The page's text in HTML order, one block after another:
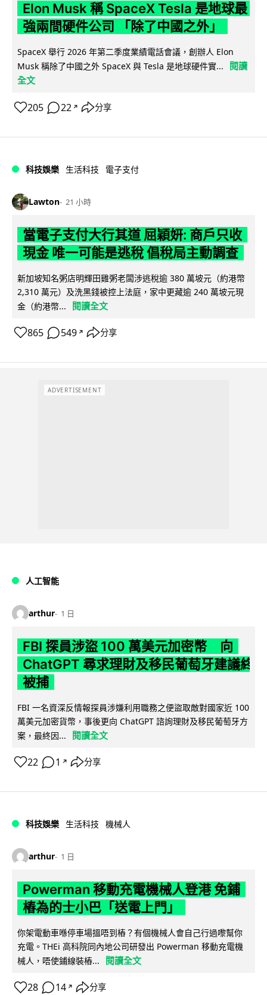
Elon Musk 稱 SpaceX Tesla 是地球最
強兩間硬件公司 「除了中國之外」
SpaceX 舉行 2026 年第二季度業績電話會議，創辦人 Elon
Musk 稱除了中國之外 SpaceX 與 Tesla 是地球硬件實...
閱讀
全文
205 22 ↗ 分享
科技娛樂 生活科技 電子支付
Lawton 21 小時
當電子支付大行其道 屈穎妍: 商戶只收
現金 唯一可能是逃稅 倡稅局主動調查
新加坡知名粥店明輝田雞粥老闆涉逃稅逾 380 萬坡元（約港幣
2,310 萬元）及洗黑錢被控上法庭，家中更藏逾 240 萬坡元現
金（約港幣...
閱讀全文
865 549 ↗ 分享
ADVERTISEMENT
人工智能
arthur 1 日
FBI 探員涉盜 100 萬美元加密幣 向
ChatGPT 尋求理財及移民葡萄牙建議終
被捕
FBI 一名資深反情報探員涉嫌利用職務之便盜取敵對國家近 100
萬美元加密貨幣，事後更向 ChatGPT 諮詢理財及移民葡萄牙方
案，最終因...
閱讀全文
22 1 ↗ 分享
科技娛樂 生活科技 機械人
arthur 1 日
Powerman 移動充電機械人登港 免鋪
樁為的士小巴「送電上門」
你架電動車喺停車場搵唔到樁？有個機械人會自己行過嚟幫你
充電。THEi 高科院同內地公司研發出 Powerman 移動充電機
械人，唔使鋪線裝樁...
閱讀全文
28 14 ↗ 分享